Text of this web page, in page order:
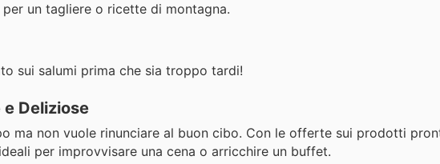
un tagliere o ricette di montagna.
sui salumi prima che sia troppo tardi!
e Deliziose
ma non vuole rinunciare al buon cibo. Con le offerte sui prodotti
per improvvisare una cena o arricchire un buffet.